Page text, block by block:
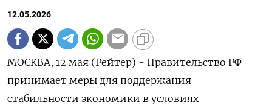
12.05.2026
МОСКВА, 12 мая (Рейтер) - Правительство РФ
принимает меры для поддержания
стабильности экономики в условиях